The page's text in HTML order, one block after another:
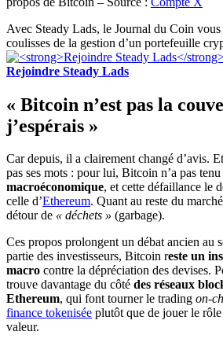
Avec Steady Lads, le Journal du Coin vous
coulisses de la gestion d’un portefeuille
Rejoindre Steady Lads
« Bitcoin n’est pas la
j’espérais »
Car depuis, il a clairement changé d’avis.
pas ses mots : pour lui, Bitcoin n’a pas tenu
macroéconomique, et cette défaillance le
celle d’Ethereum. Quant au reste du
détour de « déchets » (garbage).
Ces propos prolongent un débat ancien au
partie des investisseurs, Bitcoin reste un
macro contre la dépréciation des devises.
trouve davantage du côté des réseaux
Ethereum, qui font tourner le trading on-
finance tokenisée plutôt que de jouer le
valeur.